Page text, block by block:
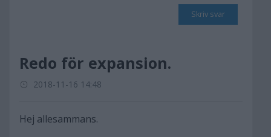
Skriv svar
Redo för expansion.
2018-11-16 14:48
Hej allesammans.